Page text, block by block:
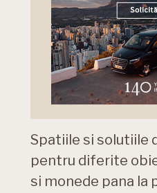
Spatiile si solutiile
pentru diferite
si monede pana la